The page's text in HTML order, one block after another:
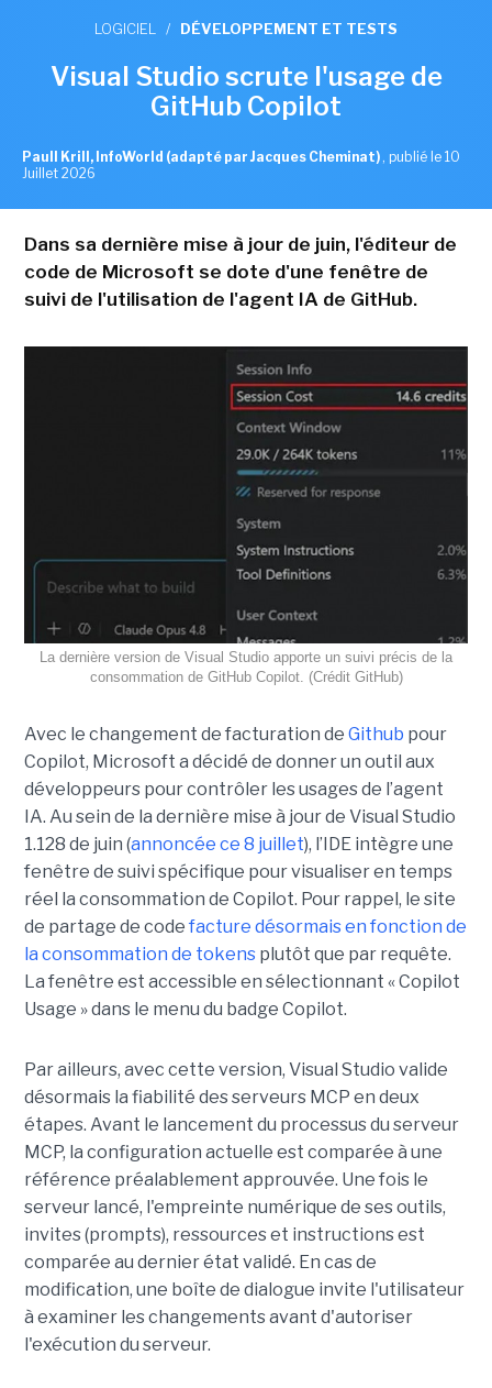
LOGICIEL / DÉVELOPPEMENT ET TESTS
Visual Studio scrute l'usage de
GitHub Copilot
Paull Krill, InfoWorld (adapté par Jacques Cheminat) , publié le 10
Juillet 2026
Dans sa dernière mise à jour de juin, l'éditeur de
code de Microsoft se dote d'une fenêtre de
suivi de l'utilisation de l'agent IA de GitHub.
La dernière version de Visual Studio apporte un suivi précis de la
consommation de GitHub Copilot. (Crédit GitHub)
Avec le changement de facturation de Github pour
Copilot, Microsoft a décidé de donner un outil aux
développeurs pour contrôler les usages de l’agent
IA. Au sein de la dernière mise à jour de Visual Studio
1.128 de juin (annoncée ce 8 juillet), l’IDE intègre une
fenêtre de suivi spécifique pour visualiser en temps
réel la consommation de Copilot. Pour rappel, le site
de partage de code facture désormais en fonction de
la consommation de tokens plutôt que par requête.
La fenêtre est accessible en sélectionnant « Copilot
Usage » dans le menu du badge Copilot.
Par ailleurs, avec cette version, Visual Studio valide
désormais la fiabilité des serveurs MCP en deux
étapes. Avant le lancement du processus du serveur
MCP, la configuration actuelle est comparée à une
référence préalablement approuvée. Une fois le
serveur lancé, l'empreinte numérique de ses outils,
invites (prompts), ressources et instructions est
comparée au dernier état validé. En cas de
modification, une boîte de dialogue invite l'utilisateur
à examiner les changements avant d'autoriser
l'exécution du serveur.